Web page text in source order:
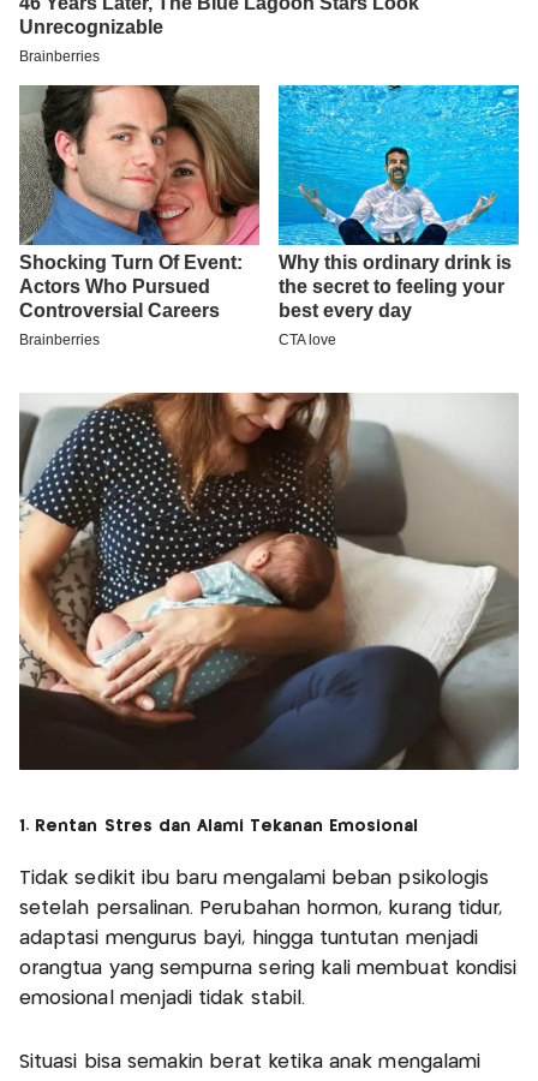
1. Rentan Stres dan Alami Tekanan Emosional
Tidak sedikit ibu baru mengalami beban psikologis
setelah persalinan. Perubahan hormon, kurang tidur,
adaptasi mengurus bayi, hingga tuntutan menjadi
orangtua yang sempurna sering kali membuat kondisi
emosional menjadi tidak stabil.
Situasi bisa semakin berat ketika anak mengalami